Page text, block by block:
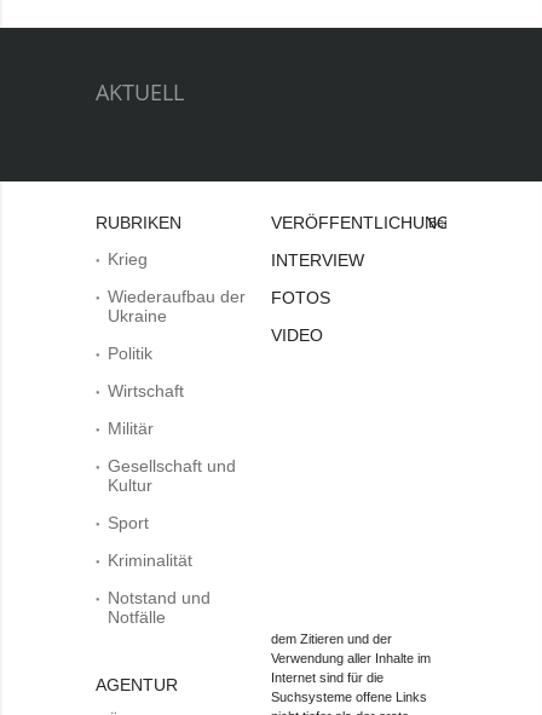
AKTUELL
RUBRIKEN
Krieg
Wiederaufbau der
Ukraine
Politik
Wirtschaft
Militär
Gesellschaft und
Kultur
Sport
Kriminalität
Notstand und
Notfälle
AGENTUR
VERÖFFENTLICHUNGEN
INTERVIEW
FOTOS
VIDEO
Bei
dem Zitieren und der
Verwendung aller Inhalte im
Internet sind für die
Suchsysteme offene Links